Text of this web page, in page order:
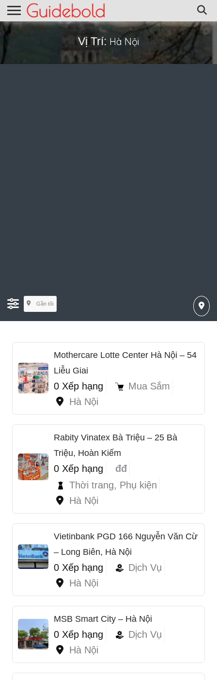
Vị Trí: Hà Nội
Gần tôi
Mothercare Lotte Center Hà Nội – 54
Liễu Giai
0 Xếp hạng
Mua Sắm
Hà Nội
Rabity Vinatex Bà Triệu – 25 Bà
Triệu, Hoàn Kiếm
0 Xếp hạng
đđ
Thời trang, Phụ kiện
Hà Nội
Vietinbank PGD 166 Nguyễn Văn Cừ
– Long Biên, Hà Nội
0 Xếp hạng
Dịch Vụ
Hà Nội
MSB Smart City – Hà Nội
0 Xếp hạng
Dịch Vụ
Hà Nội